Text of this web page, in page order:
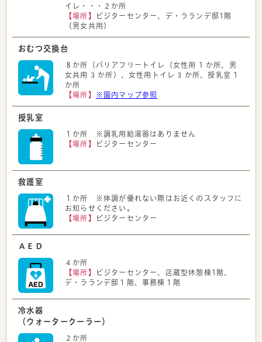
イレ・・・２か所
【場所】
ビジターセンター、デ・ラランデ邸1階
（男女共用）
おむつ交換台
８か所（バリアフリートイレ（女性用 1 か所、男
女共用 3 か所）、女性用トイレ 3 か所、授乳室 1
か所
【場所】 ※園内マップ参照
授乳室
１か所 ※調乳用給湯器はありません
【場所】
ビジターセンター
救護室
１か所 ※体調が優れない際はお近くのスタッフに
お知らせください。
【場所】
ビジターセンター
ＡＥＤ
４か所
【場所】
ビジターセンター、店蔵型休憩棟1階、
デ・ラランデ邸１階、事務棟１階
冷水器
（ウォータークーラー）
２か所